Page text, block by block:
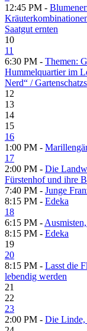
12:45 PM -
Saatgut ernten
10
11
6:30 PM - Themen:
Hummelquartier im
Nerd“ /​
12
13
14
15
16
1:00 PM -
17
2:00 PM - Die
Fürstenhof und ihre
7:40 PM - Junge
8:15 PM - Edeka
18
6:15 PM -
8:15 PM - Edeka
19
20
8:15 PM - Lasst die
lebendig werden
21
22
23
2:00 PM - Die Linde,